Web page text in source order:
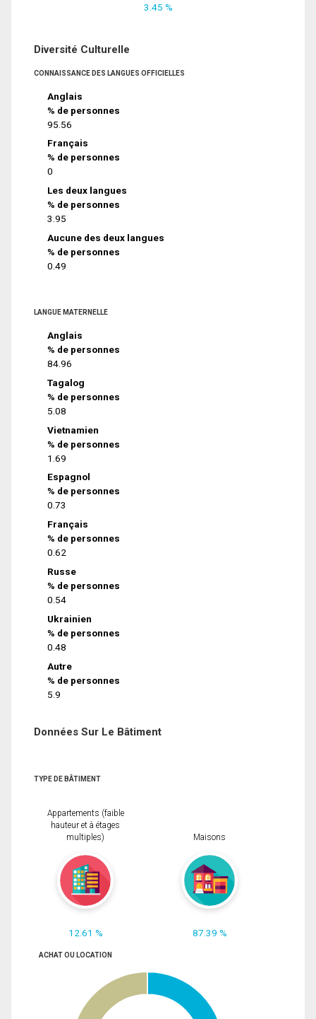
3.45 %
Diversité Culturelle
CONNAISSANCE DES LANGUES OFFICIELLES
Anglais
% de personnes
95.56
Français
% de personnes
0
Les deux langues
% de personnes
3.95
Aucune des deux langues
% de personnes
0.49
LANGUE MATERNELLE
Anglais
% de personnes
84.96
Tagalog
% de personnes
5.08
Vietnamien
% de personnes
1.69
Espagnol
% de personnes
0.73
Français
% de personnes
0.62
Russe
% de personnes
0.54
Ukrainien
% de personnes
0.48
Autre
% de personnes
5.9
Données Sur Le Bâtiment
TYPE DE BÂTIMENT
Appartements (faible
hauteur et à étages
multiples)
12.61 %
Maisons
87.39 %
ACHAT OU LOCATION